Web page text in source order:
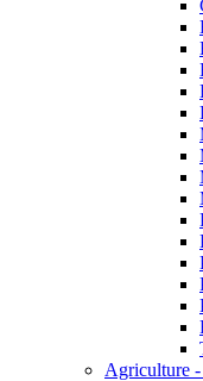
Agriculture